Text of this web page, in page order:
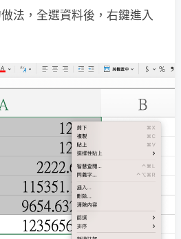
法，全選資料後，右鍵進入